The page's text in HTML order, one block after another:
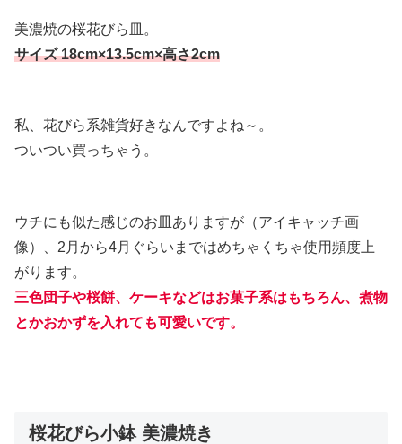
美濃焼の桜花びら皿。
サイズ 18cm×13.5cm×高さ2cm
私、花びら系雑貨好きなんですよね～。
ついつい買っちゃう。
ウチにも似た感じのお皿ありますが（アイキャッチ画
像）、2月から4月ぐらいまではめちゃくちゃ使用頻度上
がります。
三色団子や桜餅、ケーキなどはお菓子系はもちろん、煮物
とかおかずを入れても可愛いです。
桜花びら小鉢 美濃焼き